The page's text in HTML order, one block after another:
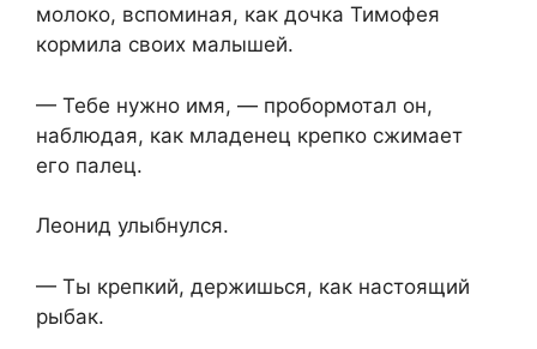
молоко, вспоминая, как дочка Тимофея
кормила своих малышей.
— Тебе нужно имя, — пробормотал он,
наблюдая, как младенец крепко сжимает
его палец.
Леонид улыбнулся.
— Ты крепкий, держишься, как настоящий
рыбак.